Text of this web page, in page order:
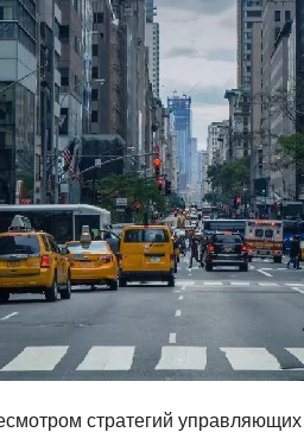
стратегий